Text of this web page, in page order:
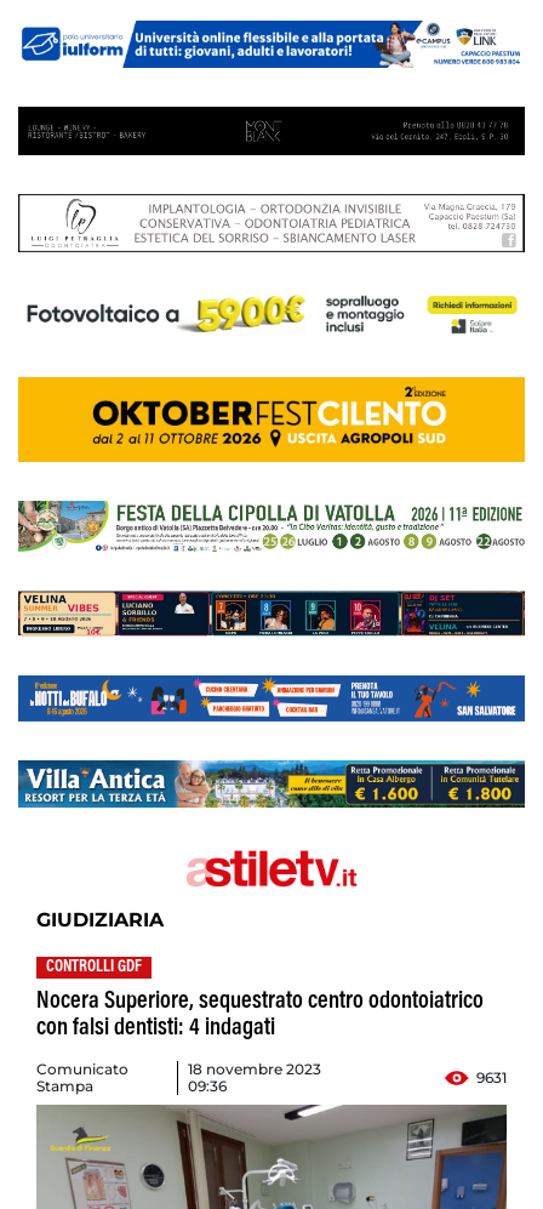
GIUDIZIARIA
CONTROLLI GDF
Nocera Superiore, sequestrato centro odontoiatrico
con falsi dentisti: 4 indagati
Comunicato
Stampa
18 novembre 2023
09:36
9631